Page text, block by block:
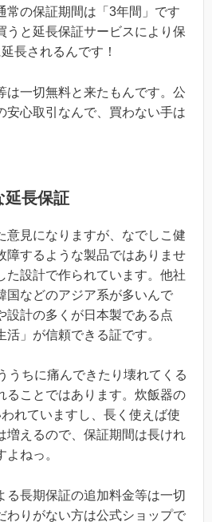
常の保証期間は「3年間」です
うと延長保証サービスにより保
長されるんです！
は一切無料と来たもんです。公
安心取引なんで、買わない手は
延長保証
意見になりますが、なでしこ健
障するような製品ではありませ
た設計で作られています。他社
国などのアジア系が多いんで
設計の多くが日本製である点
活」が信頼できる証です。
うちに痛んできたり壊れてくる
ることではあります。炊飯器の
れていますし、長く使えば使
増えるので、保証期間は長けれ
ねっ。
る長期保証の追加料金等は一切
わりがない方は公式ショップで